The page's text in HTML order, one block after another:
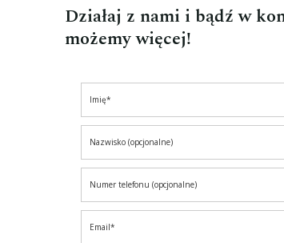
Działaj z nami i bądź w
możemy więcej!